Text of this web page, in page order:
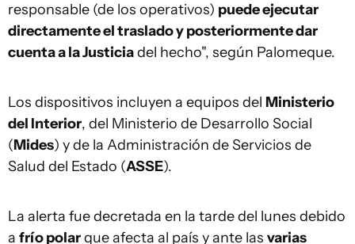
responsable (de los operativos) puede ejecutar
directamente el traslado y posteriormente dar
cuenta a la Justiciadel hecho", según Palomeque.
Los dispositivos incluyen a equipos del Ministerio
del Interior, del Ministerio de Desarrollo Social
(Mides) y de la Administración de Servicios de
Salud del Estado (ASSE).
La alerta fue decretada en la tarde del lunes debido
a frío polarque afecta al país y ante las varias